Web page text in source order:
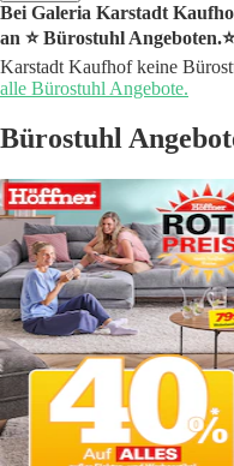
Bei Galeria Karstadt
an ⭐️ Bürostuhl Angeboten.⭐️
Karstadt Kaufhof keine
alle Bürostuhl Angebote.
Bürostuhl